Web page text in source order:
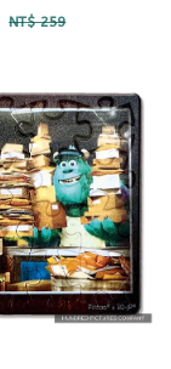
Regular
NT$ 259